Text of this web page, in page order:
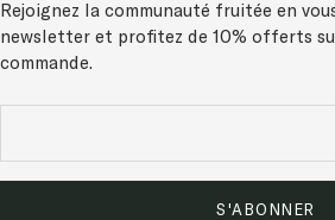
Rejoignez la communauté fruitée en
newsletter et profitez de 10% offerts
commande.
S'ABONNER